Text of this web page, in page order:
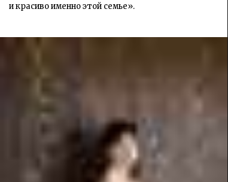
и красиво именно этой семье».